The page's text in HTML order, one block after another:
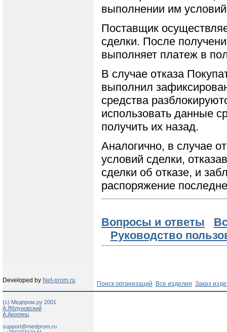
выполнении им
Поставщик
сделки. После
выполняет платеж в
В случае отказа
выполнил
средства
использовать данные
получить их назад.
Аналогично, в случае
условий сделки,
сделки об отказе, и
распоряжение
Вопросы и ответы
Руководство
Developed by Net-prom.ru Поиск организаций Все изделия Заказ
(c) Медпром.ру 2001
А.Яблуновский
А.Акопянц
support@medprom.ru